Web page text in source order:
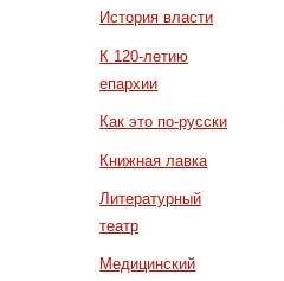
История власти
К 120-летию
епархии
Как это по-русски
Книжная лавка
Литературный
театр
Медицинский